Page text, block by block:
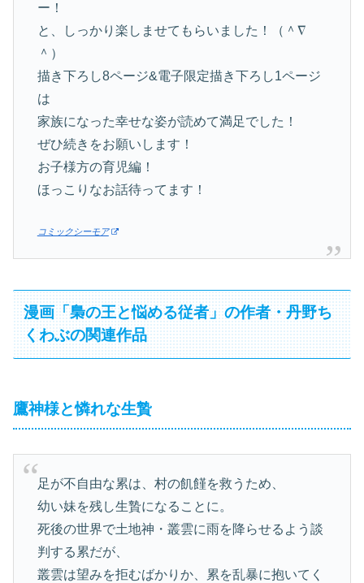
ー！
と、しっかり楽しませてもらいました！（＾∇
＾）
描き下ろし8ページ&電子限定描き下ろし1ページ
は
家族になった幸せな姿が読めて満足でした！
ぜひ続きをお願いします！
お子様方の育児編！
ほっこりなお話待ってます！
コミックシーモア
漫画「梟の王と悩める従者」の作者・丹野ち
くわぶの関連作品
鷹神様と憐れな生贄
足が不自由な累は、村の飢饉を救うため、
幼い妹を残し生贄になることに。
死後の世界で土地神・叢雲に雨を降らせるよう談
判する累だが、
叢雲は望みを拒むばかりか、累を乱暴に抱いてく